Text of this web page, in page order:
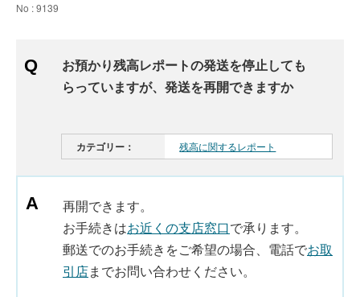
No : 9139
お預かり残高レポートの発送を停止しても
らっていますが、発送を再開できますか
カテゴリー： 残高に関するレポート
再開できます。
お手続きはお近くの支店窓口で承ります。
郵送でのお手続きをご希望の場合、電話でお取
引店までお問い合わせください。